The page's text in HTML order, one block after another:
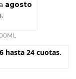
agosto